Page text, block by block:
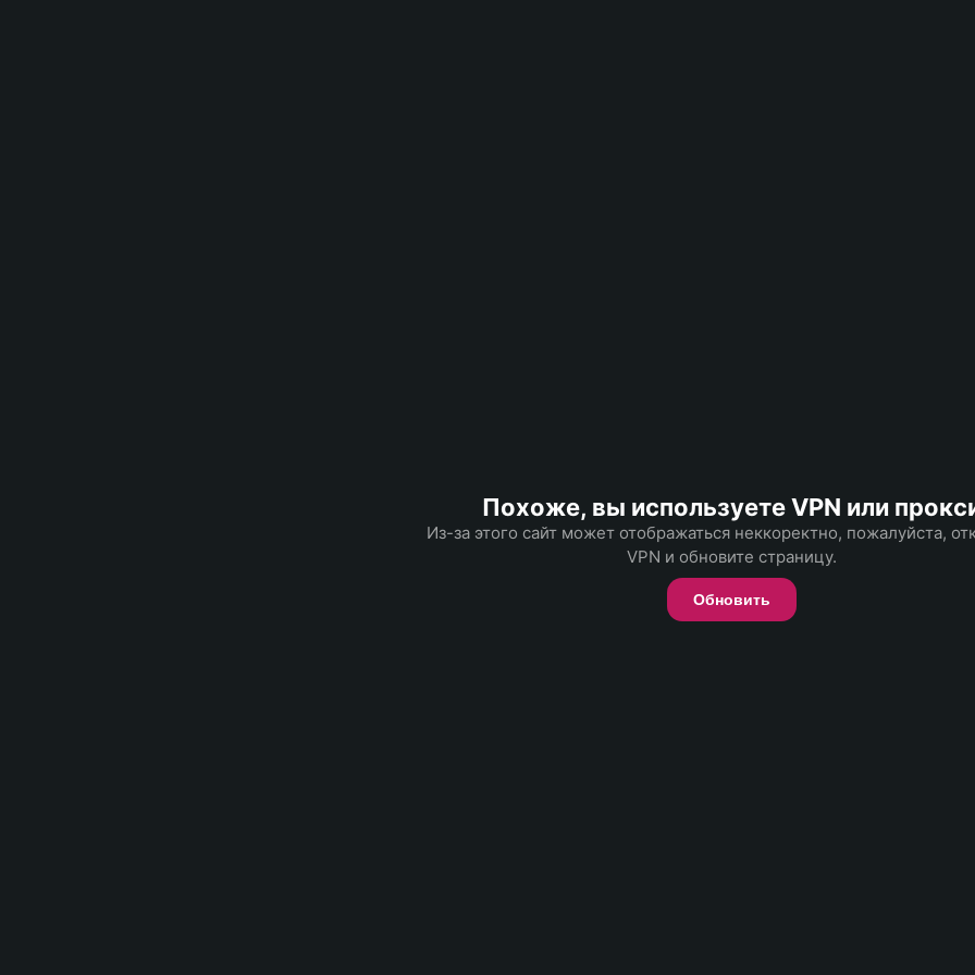
Похоже, вы используете VPN или
Из-за этого сайт может отображаться неккоректно, пожалуйста,
VPN и обновите страницу.
Обновить